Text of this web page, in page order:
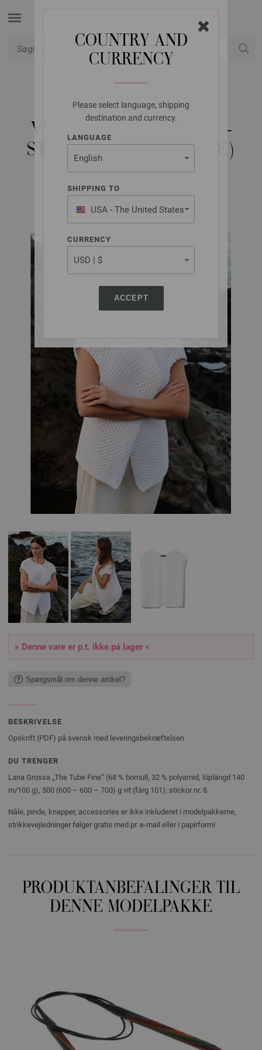
COUNTRY AND
CURRENCY
Please select language, shipping
destination and currency.
LANGUAGE
SHIPPING TO
USA - The United States
of America
CURRENCY
ACCEPT
LANA GROSSA
VEST THE TUBE FINE -
STRIKKEOPSKRIFT (SE)
FILATI No. 67 (Frühjahr/Sommer 2024) | Model 2
» Denne vare er p.t. ikke på lager «
Spørgsmål om denne artikel?
BESKRIVELSE
Opskrift (PDF) på svensk med leveringsbekræftelsen
DU TRENGER
Lana Grossa „The Tube Fine“ (68 % bomull, 32 % polyamid, löplängd 140
m/100 g), 500 (600 – 600 – 700) g vit (färg 101); stickor nr. 8.
Nåle, pinde, knapper, accessories er ikke inkluderet i modelpakkerne,
strikkevejledninger følger gratis med pr. e-mail eller i papirform!
PRODUKTANBEFALINGER TIL
DENNE MODELPAKKE